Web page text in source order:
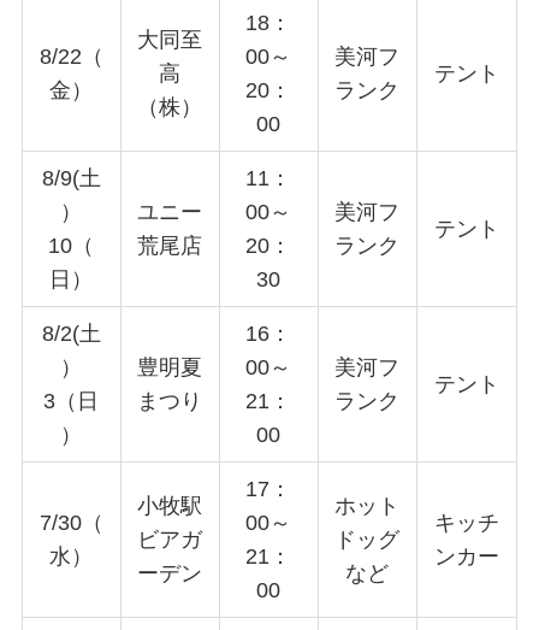
8/22（
金）
大同至
高
（株）
18：
00～
20：
00
美河フ
ランク
テント
8/9(土
）
10（
日）
ユニー
荒尾店
11：
00～
20：
30
美河フ
ランク
テント
8/2(土
）
3（日
）
豊明夏
まつり
16：
00～
21：
00
美河フ
ランク
テント
7/30（
水）
小牧駅
ビアガ
ーデン
17：
00～
21：
00
ホット
ドッグ
など
キッチ
ンカー